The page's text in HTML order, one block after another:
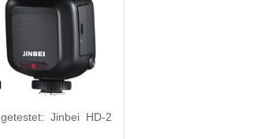
Jinbei HD-2